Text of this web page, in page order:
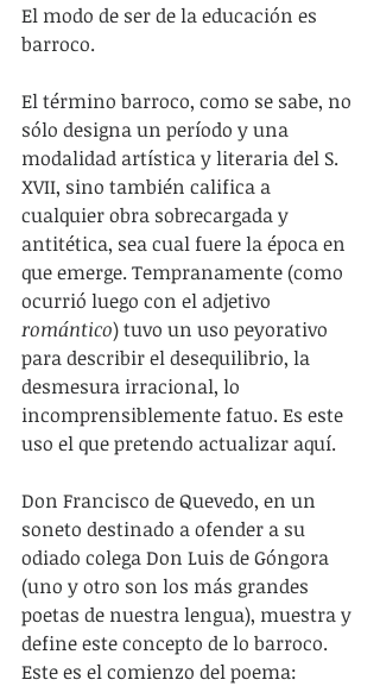
El modo de ser de la educación es
barroco.
El término barroco, como se sabe, no
sólo designa un período y una
modalidad artística y literaria del S.
XVII, sino también califica a
cualquier obra sobrecargada y
antitética, sea cual fuere la época en
que emerge. Tempranamente (como
ocurrió luego con el adjetivo
romántico) tuvo un uso peyorativo
para describir el desequilibrio, la
desmesura irracional, lo
incomprensiblemente fatuo. Es este
uso el que pretendo actualizar aquí.
Don Francisco de Quevedo, en un
soneto destinado a ofender a su
odiado colega Don Luis de Góngora
(uno y otro son los más grandes
poetas de nuestra lengua), muestra y
define este concepto de lo barroco.
Este es el comienzo del poema: